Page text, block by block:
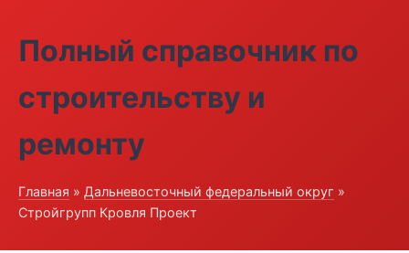
Полный справочник по
строительству и
ремонту
Главная » Дальневосточный федеральный округ »
Стройгрупп Кровля Проект